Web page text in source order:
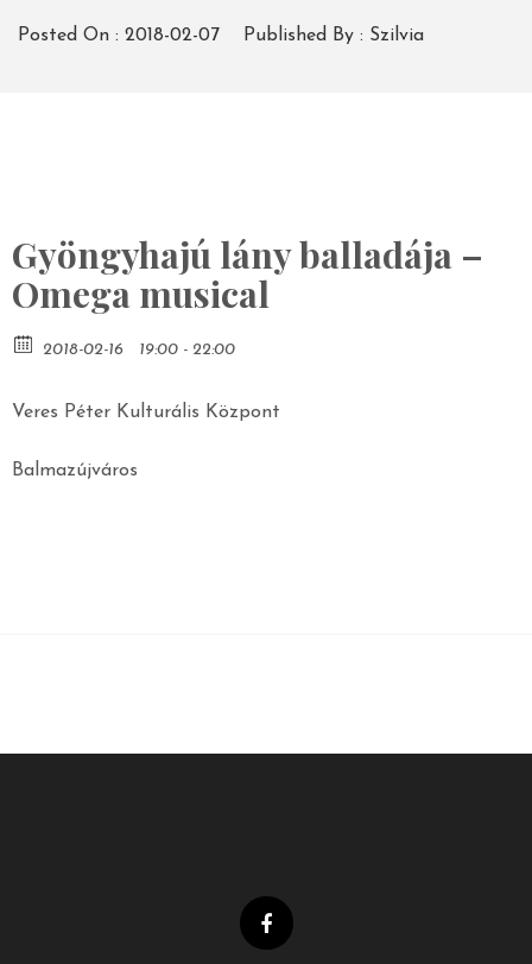
Posted On : 2018-02-07 Published By : Szilvia
Gyöngyhajú lány balladája –
Omega musical
2018-02-16 19:00 - 22:00
Veres Péter Kulturális Központ
Balmazújváros